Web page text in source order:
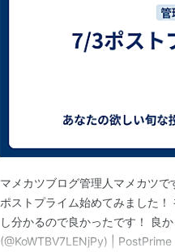
マメカツブログ管理人マメカツ
ポストプライム始めてみました
し分かるので良かったです！ 良
(@KoWTBV7LENjPy) | PostPrime